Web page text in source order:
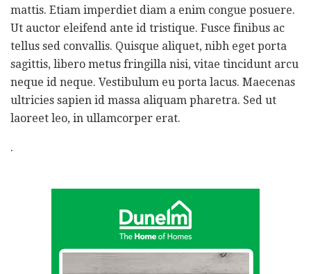
mattis. Etiam imperdiet diam a enim congue posuere.
Ut auctor eleifend ante id tristique. Fusce finibus ac
tellus sed convallis. Quisque aliquet, nibh eget porta
sagittis, libero metus fringilla nisi, vitae tincidunt arcu
neque id neque. Vestibulum eu porta lacus. Maecenas
ultricies sapien id massa aliquam pharetra. Sed ut
laoreet leo, in ullamcorper erat.
.